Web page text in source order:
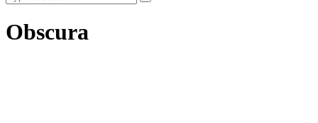
Obscura